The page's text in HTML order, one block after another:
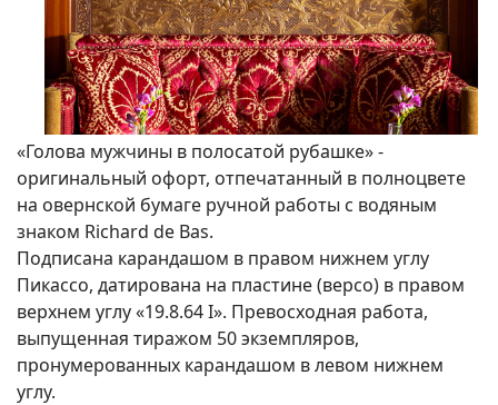
«Голова мужчины в полосатой рубашке» -
оригинальный офорт, отпечатанный в полноцвете
на овернской бумаге ручной работы с водяным
знаком Richard de Bas.
Подписана карандашом в правом нижнем углу
Пикассо, датирована на пластине (версо) в правом
верхнем углу «19.8.64 I». Превосходная работа,
выпущенная тиражом 50 экземпляров,
пронумерованных карандашом в левом нижнем
углу.